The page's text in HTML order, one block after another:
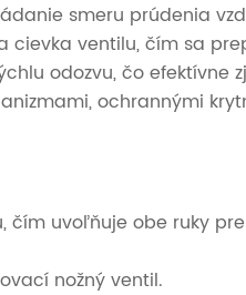
smeru prúdenia
ventilu, čím sa
odozvu, čo efektívne
ochrannými
čím uvoľňuje obe ruky
nožný ventil.